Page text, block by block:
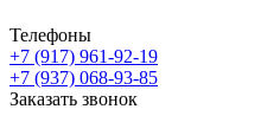
Телефоны
+7 (917) 961-92-19
+7 (937) 068-93-85
Заказать звонок